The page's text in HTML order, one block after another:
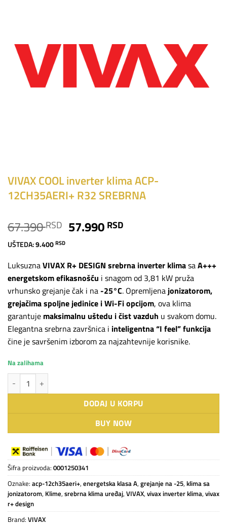
VIVAX COOL inverter klima ACP-
12CH35AERI+ R32 SREBRNA
67.390RSD Originalna
bila:
67.390 RSD.
57.990 RSDTrenutna
57.990 RSD.
UŠTEDA:9.400RSD
LuksuznaVIVAX R+ DESIGN srebrna inverter klimasaA+++
energetskom efikasnošću i snagom od 3,81 kW pruža
vrhunsko grejanje čak i na-25°C. Opremljenajonizatorom,
grejačima spoljne jedinice i Wi-Fi opcijom, ova klima
garantuje maksimalnu uštedu i čist vazduh u svakom domu.
Elegantna srebrna završnica i inteligentna “I feel” funkcija
čine je savršenim izborom za najzahtevnije korisnike.
Na zalihama
VIVAX COOL inverter klima ACP-12CH35AERI+ R32 SREBRNA količina
DODAJ U KORPU
BUY NOW
Šifra proizvoda: 0001250341
Oznake: acp-12ch35aeri+, energetska klasa A, grejanje na -25, klima sa
jonizatorom, Klime, srebrna klima uređaj, VIVAX, vivax inverter klima, vivax
r+ design
Brand: VIVAX